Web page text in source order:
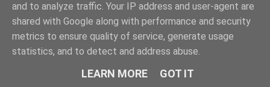
and to analyze traffic. Your IP address and user-agent are
shared with Google along with performance and security
metrics to ensure quality of service, generate usage
statistics, and to detect and address abuse.
LEARN MORE GOT IT